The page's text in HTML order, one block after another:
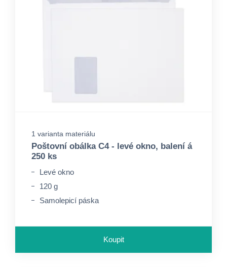
1 varianta materiálu
Poštovní obálka C4 - levé okno, balení á
250 ks
Levé okno
120 g
Samolepicí páska
Koupit